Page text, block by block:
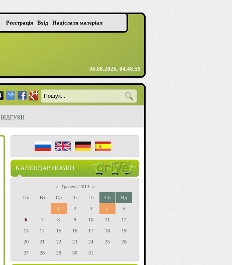
Надіслати матеріал
Вхід
Реєстрація
06.08.2026, 04.46.59
ВІДГУКИ
КАЛЕНДАР НОВИН
« Травень 2013 »
Пн
Вт Ср Чт Пт Сб
Нд
1
2 3 4
5
6
7 8 9 10 11
12
13
14 15 16 17 18
19
20
21 22 23 24 25
26
27
28 29 30 31